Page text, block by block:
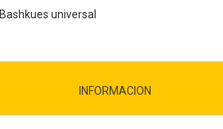
Bashkues universal
INFORMACION